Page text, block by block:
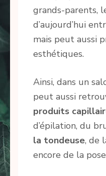
grands-parents,
d’aujourd’hui
mais peut aussi
esthétiques.
Ainsi, dans un
peut aussi
produits
d’épilation, du
la tondeuse, de
encore de la